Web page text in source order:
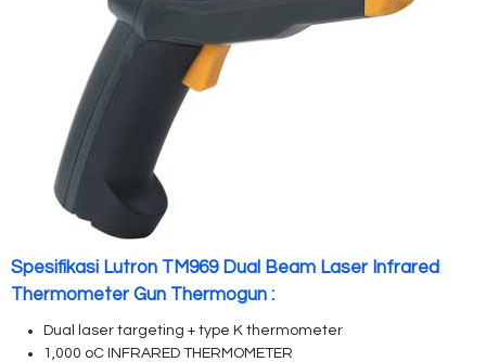
Spesifikasi Lutron TM969 Dual Beam Laser Infrared
Thermometer Gun Thermogun :
Dual laser targeting + type K thermometer
1,000 oC INFRARED THERMOMETER